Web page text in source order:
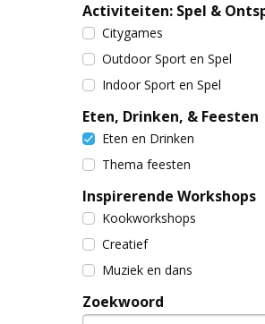
Activiteiten: Spel &
Citygames
Outdoor Sport en Spel
Indoor Sport en Spel
Eten, Drinken, & Feesten
Eten en Drinken
Thema feesten
Inspirerende Workshops
Kookworkshops
Creatief
Muziek en dans
Zoekwoord